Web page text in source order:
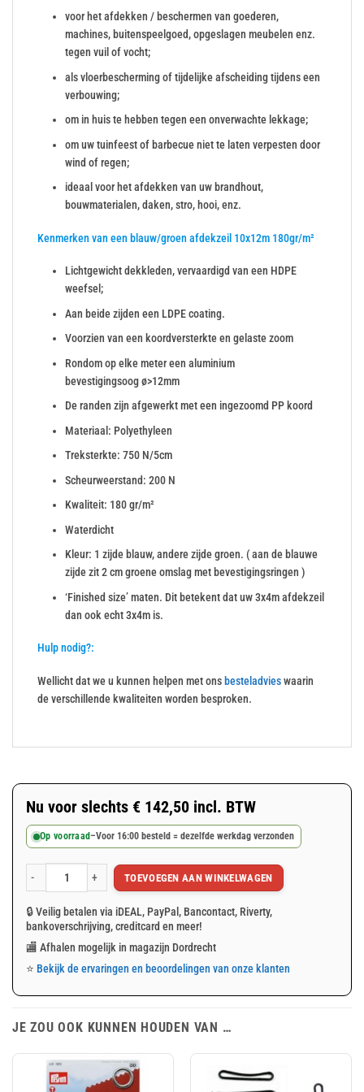
voor het afdekken / beschermen van goederen,
machines, buitenspeelgoed, opgeslagen meubelen enz.
tegen vuil of vocht;
als vloerbescherming of tijdelijke afscheiding tijdens een
verbouwing;
om in huis te hebben tegen een onverwachte lekkage;
om uw tuinfeest of barbecue niet te laten verpesten door
wind of regen;
ideaal voor het afdekken van uw brandhout,
bouwmaterialen, daken, stro, hooi, enz.
Kenmerken van een blauw/groen afdekzeil 10x12m 180gr/m²
Lichtgewicht dekkleden, vervaardigd van een HDPE
weefsel;
Aan beide zijden een LDPE coating.
Voorzien van een koordversterkte en gelaste zoom
Rondom op elke meter een aluminium
bevestigingsoog ø>12mm
De randen zijn afgewerkt met een ingezoomd PP koord
Materiaal: Polyethyleen
Treksterkte: 750 N/5cm
Scheurweerstand: 200 N
Kwaliteit: 180 gr/m²
Waterdicht
Kleur: 1 zijde blauw, andere zijde groen. ( aan de blauwe
zijde zit 2 cm groene omslag met bevestigingsringen )
‘Finished size’ maten. Dit betekent dat uw 3x4m afdekzeil
dan ook echt 3x4m is.
Hulp nodig?:
Wellicht dat we u kunnen helpen met ons besteladvieswaarin
de verschillende kwaliteiten worden besproken.
Nu voor slechts € 142,50 incl. BTW
Op voorraad –Voor 16:00 besteld = dezelfde werkdag verzonden
Blauw/groen afdekzeil 10x12m 180gr/m² aantal
TOEVOEGEN AAN WINKELWAGEN
🔒 Veilig betalen via iDEAL, PayPal, Bancontact, Riverty,
bankoverschrijving, creditcard en meer!
🏬 Afhalen mogelijk in magazijn Dordrecht
⭐ Bekijk de ervaringen en beoordelingen van onze klanten
JE ZOU OOK KUNNEN HOUDEN VAN …